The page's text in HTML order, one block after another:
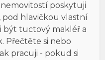
poskytuji
hlavičkou vlastní
být tuctový makléř a
Přečtěte si nebo
pracuji - pokud si